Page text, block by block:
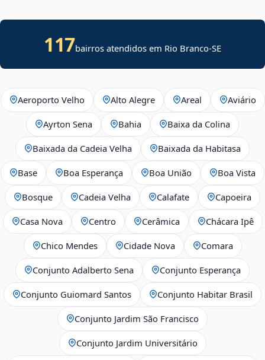
117bairros atendidos em Rio Branco-SE
Aeroporto Velho Alto Alegre Areal Aviário
Ayrton Sena Bahia Baixa da Colina
Baixada da Cadeia Velha Baixada da Habitasa
Base Boa Esperança Boa União Boa Vista
Bosque Cadeia Velha Calafate Capoeira
Casa Nova Centro Cerâmica Chácara Ipê
Chico Mendes Cidade Nova Comara
Conjunto Adalberto Sena Conjunto Esperança
Conjunto Guiomard Santos Conjunto Habitar Brasil
Conjunto Jardim São Francisco
Conjunto Jardim Universitário